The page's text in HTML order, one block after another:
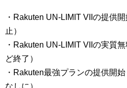
・Rakuten UN-LIMIT VIIの提供
止）
・Rakuten UN-LIMIT VIIの実質
ど終了）
・Rakuten最強プランの提供開
なしに）